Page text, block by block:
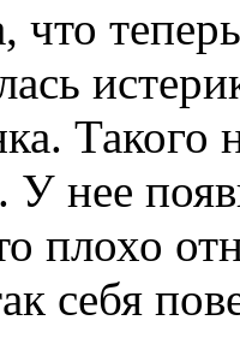
что
нее
плохо
себя